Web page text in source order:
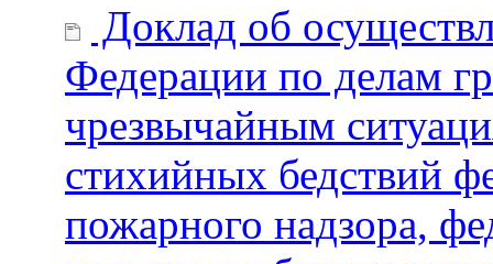
Доклад об
Федерации по делам
чрезвычайным
стихийных бедствий
пожарного надзора,